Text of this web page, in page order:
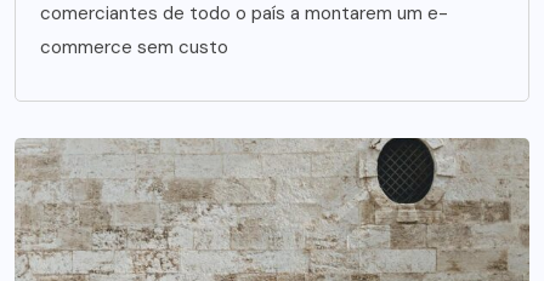
comerciantes de todo o país a montarem um e-
commerce sem custo